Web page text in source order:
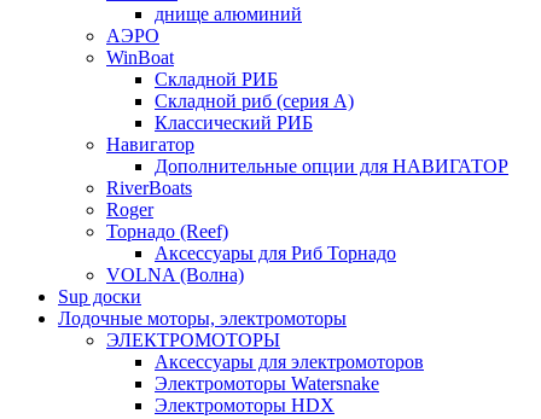
днище алюминий
АЭРО
WinBoat
Складной РИБ
Складной риб (серия А)
Классический РИБ
Навигатор
Дополнительные опции для НАВИГАТОР
RiverBoats
Roger
Торнадо (Reef)
Аксессуары для Риб Торнадо
VOLNA (Волна)
Sup доски
Лодочные моторы, электромоторы
ЭЛЕКТРОМОТОРЫ
Аксессуары для электромоторов
Электромоторы Watersnake
Электромоторы HDX